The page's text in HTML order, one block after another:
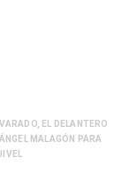
EL DELANTERO
MALAGÓN PARA